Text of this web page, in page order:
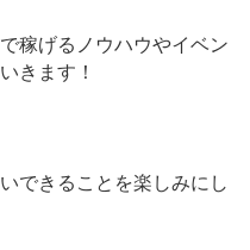
稼げるノウハウやイベン
きます！
できることを楽しみにし